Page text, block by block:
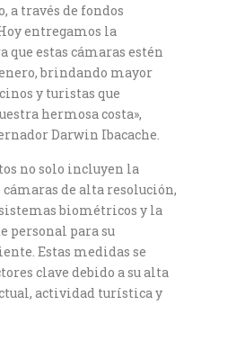
a través de fondos
entregamos la
que estas cámaras estén
brindando mayor
y turistas que
hermosa costa»,
Darwin Ibacache.
no solo incluyen la
de alta resolución,
biométricos y la
personal para su
Estas medidas se
clave debido a su alta
actividad turística y